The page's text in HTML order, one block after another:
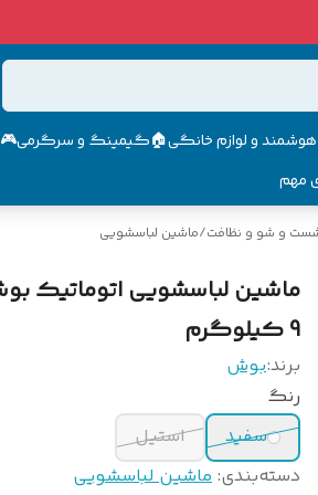
هوشمند و لوازم خانگی🏠گیمینگ و سرگرمی🎮
مهم
شست و شو و نظافت/ماشین لباسشویی
9 کیلوگرم
برند:بوش
رنگ
سفید
استیل
دسته‌بندی: ماشین لباسشویی